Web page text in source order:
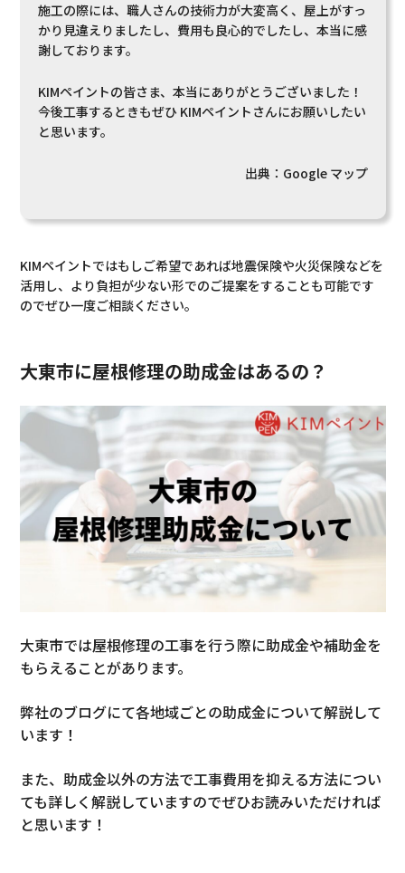
施工の際には、職人さんの技術力が大変高く、屋上がすっ
かり見違えりましたし、費用も良心的でしたし、本当に感
謝しております。
KIMペイントの皆さま、本当にありがとうございました！
今後工事するときもぜひ KIMペイントさんにお願いしたい
と思います。
出典： Google マップ
KIMペイントではもしご希望であれば地震保険や火災保険などを
活用し、より負担が少ない形でのご提案をすることも可能です
のでぜひ一度ご相談ください。
大東市に屋根修理の助成金はあるの？
大東市では屋根修理の工事を行う際に助成金や補助金を
もらえることがあります。
弊社のブログにて各地域ごとの助成金について解説して
います！
また、助成金以外の方法で工事費用を抑える方法につい
ても詳しく解説していますのでぜひお読みいただければ
と思います！